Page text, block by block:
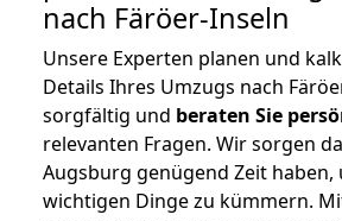
nach Färöer-Inseln
Unsere Experten planen und
Details Ihres Umzugs nach
sorgfältig und beraten Sie
relevanten Fragen. Wir sorgen
Augsburg genügend Zeit haben,
wichtigen Dinge zu kümmern.